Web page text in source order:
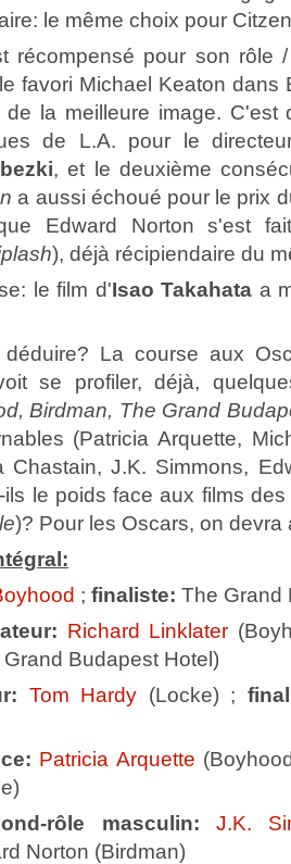
le même choix pour
récompensé pour son rôle
favori Michael Keaton dans
la meilleure image. C'est
de L.A. pour le
, et le deuxième
a aussi échoué pour le prix
Edward Norton s'est
), déjà récipiendaire du
le film d'Isao Takahata a
La course aux
se profiler, déjà,
Birdman, The Grand
(Patricia Arquette,
Chastain, J.K. Simmons,
ils le poids face aux films
)? Pour les Oscars, on devra
; finaliste: The Grand
Richard Linklater
Budapest Hotel)
Tom Hardy (Locke) ;
Patricia Arquette
rôle masculin:
J.K.
Norton (Birdman)